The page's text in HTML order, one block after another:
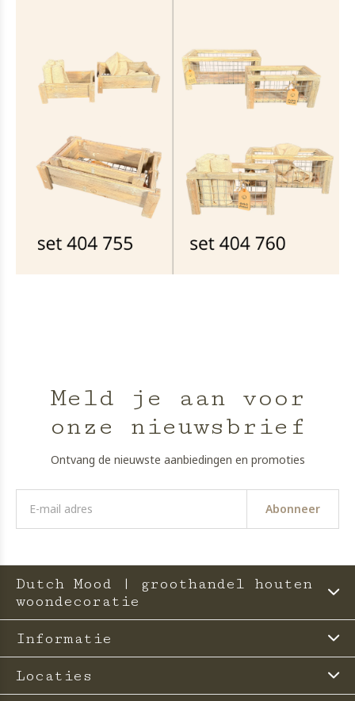
Meld je aan voor
onze nieuwsbrief
Ontvang de nieuwste aanbiedingen en promoties
Abonneer
Dutch Mood | groothandel houten
woondecoratie
Informatie
Locaties